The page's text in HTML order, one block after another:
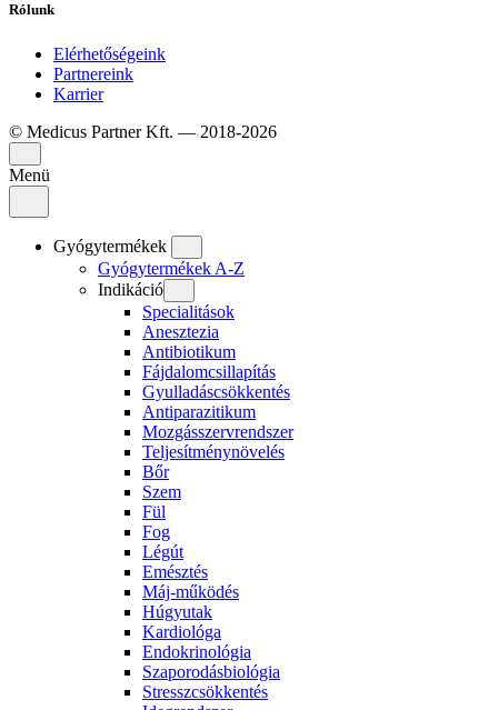
Rólunk
Elérhetőségeink
Partnereink
Karrier
© Medicus Partner Kft. — 2018-2026
Menü
Gyógytermékek
Gyógytermékek A-Z
Indikáció
Specialitások
Anesztezia
Antibiotikum
Fájdalomcsillapítás
Gyulladáscsökkentés
Antiparazitikum
Mozgásszervrendszer
Teljesítménynövelés
Bőr
Szem
Fül
Fog
Légút
Emésztés
Máj-működés
Húgyutak
Kardiológa
Endokrinológia
Szaporodásbiológia
Stresszcsökkentés